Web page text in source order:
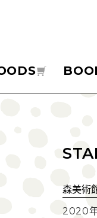
森美術
2020